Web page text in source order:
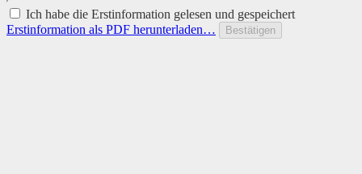
Ich habe die Erstinformation gelesen und gespeichert
Erstinformation als PDF herunterladen…
Bestätigen